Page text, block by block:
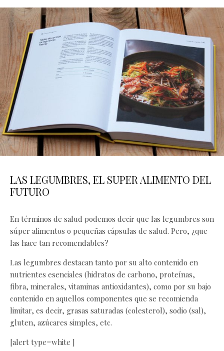
LAS LEGUMBRES, EL SUPER ALIMENTO DEL
FUTURO
En términos de salud podemos decir que las legumbres son
súper alimentos o pequeñas cápsulas de salud. Pero, ¿que
las hace tan recomendables?
Las legumbres destacan tanto por su alto contenido en
nutrientes esenciales (hidratos de carbono, proteínas,
fibra, minerales, vitaminas antioxidantes), como por su bajo
contenido en aquellos componentes que se recomienda
limitar, es decir, grasas saturadas (colesterol), sodio (sal),
gluten, azúcares simples, etc.
[alert type=white ]